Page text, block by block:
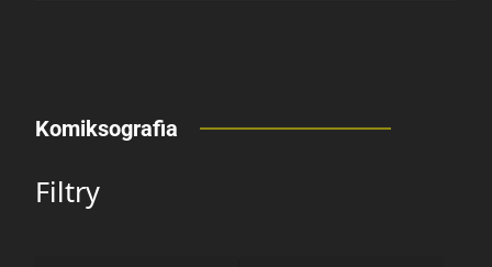
Komiksografia
Filtry